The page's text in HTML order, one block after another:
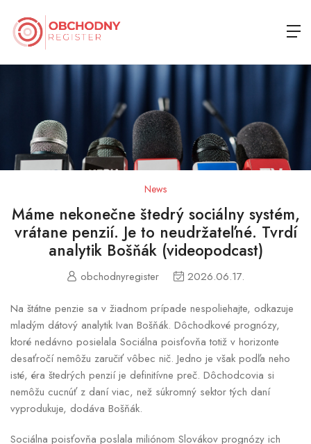
News
Máme nekonečne štedrý sociálny systém,
vrátane penzií. Je to neudržateľné. Tvrdí
analytik Bošňák (videopodcast)
obchodnyregister 2026.06.17.
Na štátne penzie sa v žiadnom prípade nespoliehajte, odkazuje
mladým dátový analytik Ivan Bošňák. Dôchodkové prognózy,
ktoré nedávno posielala Sociálna poisťovňa totiž v horizonte
desaťročí nemôžu zaručiť vôbec nič. Jedno je však podľa neho
isté, éra štedrých penzií je definitívne preč. Dôchodcovia si
nemôžu cucnúť z daní viac, než súkromný sektor tých daní
vyprodukuje, dodáva Bošňák.
Sociálna poisťovňa poslala miliónom Slovákov prognózy ich